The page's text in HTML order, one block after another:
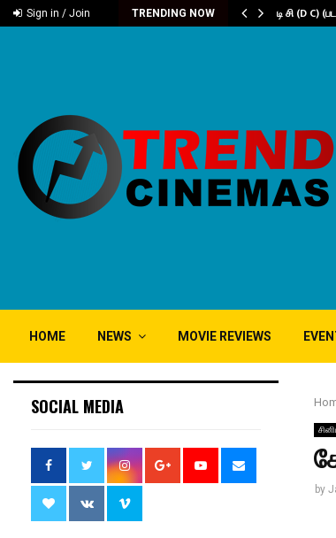
Sign in / Join TRENDING NOW
‘கரிகாலா’ டி சி (D C)
HOME NEWS MOVIE REVIEWS
by
SOCIAL MEDIA